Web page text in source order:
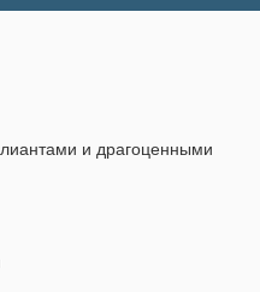
и драгоценными